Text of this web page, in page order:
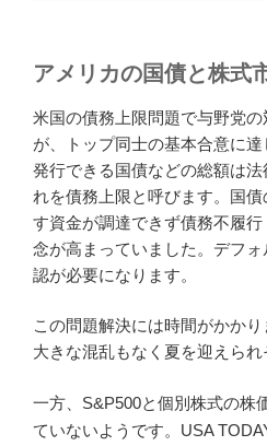
アメリカの国債と株式
米国の債務上限問題で与野党
が、トップ同士の基本合意に
発行できる国債などの総額は
れを債務上限と呼びます。国
す資金が調達できず債務不履
念が高まっていました。デフ
認が必要になります。
この問題解決には時間がかか
大きな混乱もなく夏を迎えられ
一方、S&P500と個別株式の株
ていないようです。USA